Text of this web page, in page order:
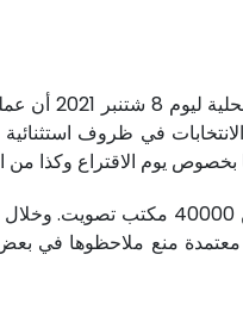
سجل المجلس الوطني
في ظروف
كما سجل في 21 حالات شكايات